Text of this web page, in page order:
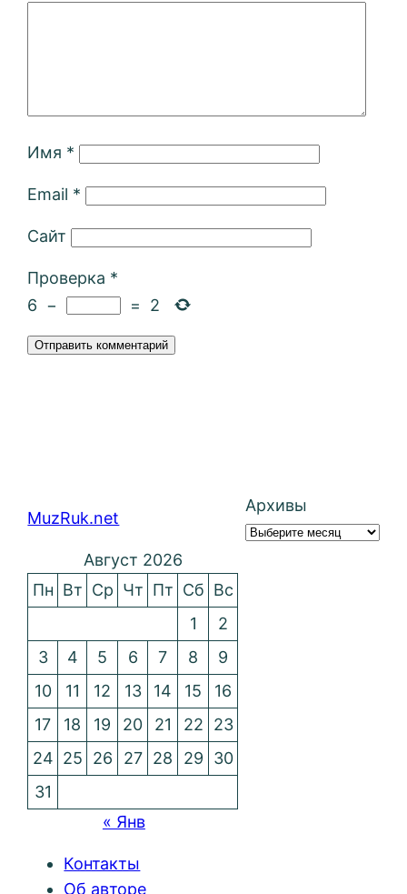
Имя *
Email *
Сайт
Проверка *
6 − = 2
MuzRuk.net
Архивы
Август 2026
Пн Вт Ср Чт Пт Сб Вс
1
2
3
4 5 6 7 8
9
10
11 12 13 14 15
16
17
18 19 20 21 22
23
24 25 26 27 28 29
30
31
« Янв
Контакты
Об авторе